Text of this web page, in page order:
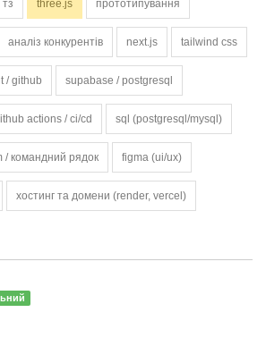
three.js прототипування
аналіз конкурентів next.js tailwind css
/ github supabase / postgresql
actions / ci/cd sql (postgresql/mysql)
/ командний рядок figma (ui/ux)
хостинг та домени (render, vercel)